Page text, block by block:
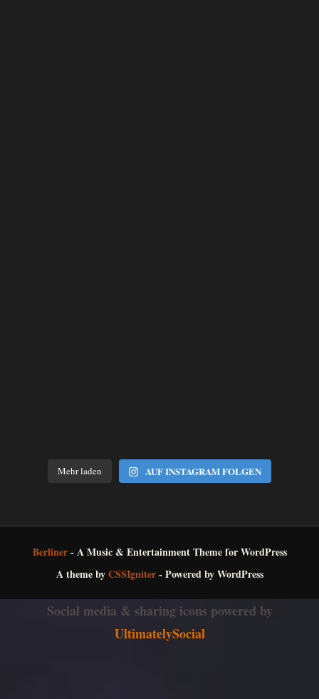
Mehr laden AUF INSTAGRAM FOLGEN
Berliner- A Music & Entertainment Theme for WordPress
A theme byCSSIgniter- Powered by WordPress
Social media & sharing icons powered by
UltimatelySocial